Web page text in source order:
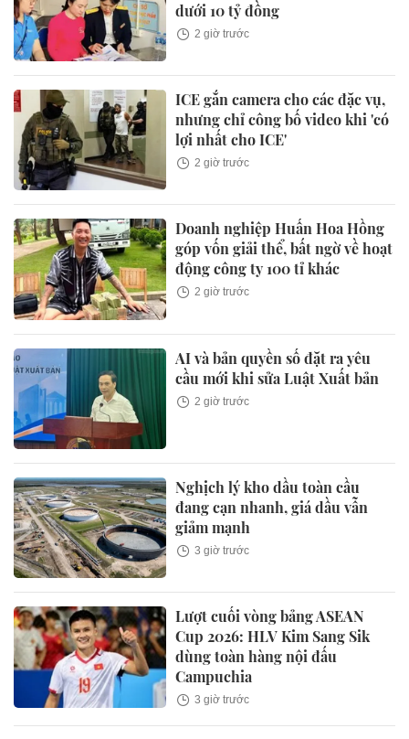
dưới 10 tỷ đồng
2 giờ trước
ICE gắn camera cho các đặc vụ,
nhưng chỉ công bố video khi 'có
lợi nhất cho ICE'
2 giờ trước
Doanh nghiệp Huấn Hoa Hồng
góp vốn giải thể, bất ngờ về hoạt
động công ty 100 tỉ khác
2 giờ trước
AI và bản quyền số đặt ra yêu
cầu mới khi sửa Luật Xuất bản
2 giờ trước
Nghịch lý kho dầu toàn cầu
đang cạn nhanh, giá dầu vẫn
giảm mạnh
3 giờ trước
Lượt cuối vòng bảng ASEAN
Cup 2026: HLV Kim Sang Sik
dùng toàn hàng nội đấu
Campuchia
3 giờ trước